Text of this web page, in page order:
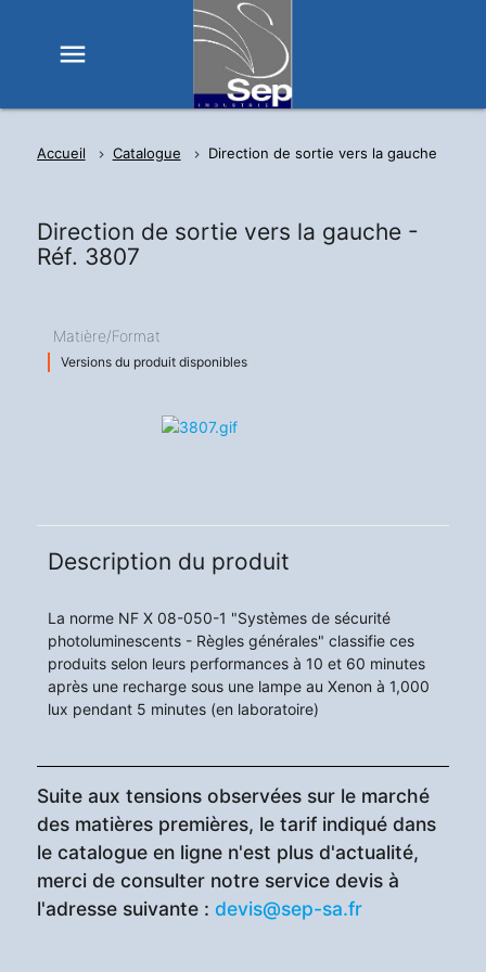
menu
Accueil Catalogue Direction de sortie vers la gauche
Direction de sortie vers la gauche -
Réf. 3807
Matière/Format
Versions du produit disponibles
Description du produit
La norme NF X 08-050-1 "Systèmes de sécurité
photoluminescents - Règles générales" classifie ces
produits selon leurs performances à 10 et 60 minutes
après une recharge sous une lampe au Xenon à 1,000
lux pendant 5 minutes (en laboratoire)
Suite aux tensions observées sur le marché
des matières premières, le tarif indiqué dans
le catalogue en ligne n'est plus d'actualité,
merci de consulter notre service devis à
l'adresse suivante : devis@sep-sa.fr